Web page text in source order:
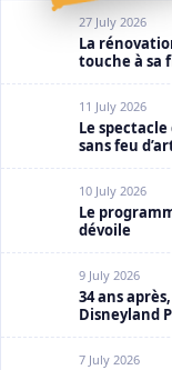
27 July 2026
La
touche à sa
11 July 2026
Le
sans feu
10 July 2026
Le
dévoile
9 July 2026
34 ans
Disneyland
7 July 2026